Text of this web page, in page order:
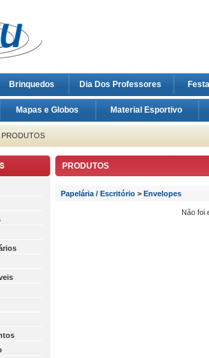
Brinquedos Dia Dos Professores
Mapas e Globos Material Esportivo
PRODUTOS
PRODUTOS
Papelária / Escritório > Envelopes
Não foi